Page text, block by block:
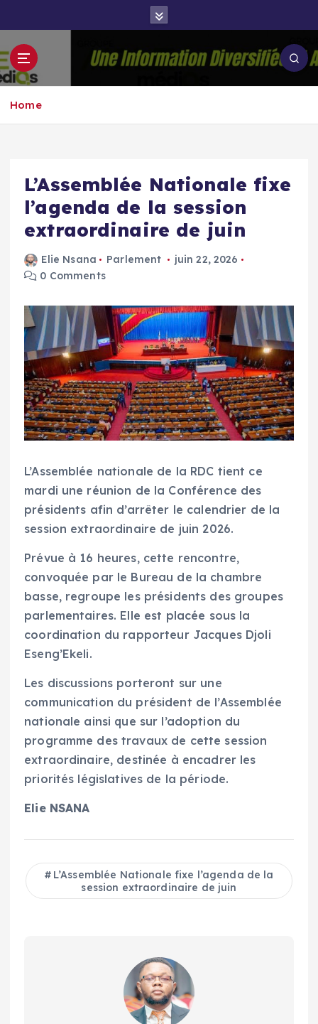
p
t
o
o
Groupe Aigle
Médias
Home
L’Assemblée Nationale fixe
l’agenda de la session
extraordinaire de juin
Elie Nsana Parlement
juin 22, 2026
0 Comments
L’Assemblée nationale de la RDC tient ce
mardi une réunion de la Conférence des
présidents afin d’arrêter le calendrier de la
session extraordinaire de juin 2026.
Prévue à 16 heures, cette rencontre,
convoquée par le Bureau de la chambre
basse, regroupe les présidents des groupes
parlementaires. Elle est placée sous la
coordination du rapporteur Jacques Djoli
Eseng’Ekeli.
Les discussions porteront sur une
communication du président de l’Assemblée
nationale ainsi que sur l’adoption du
programme des travaux de cette session
extraordinaire, destinée à encadrer les
priorités législatives de la période.
Elie NSANA
L’Assemblée Nationale fixe l’agenda de la
session extraordinaire de juin